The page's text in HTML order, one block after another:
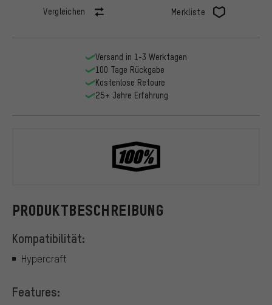
Vergleichen Merkliste
PRODUKTBESCHREIBUNG
Kompatibilität:
Hypercraft
Features:
Versand in 1-3 Werktagen
100 Tage Rückgabe
Kostenlose Retoure
25+ Jahre Erfahrung